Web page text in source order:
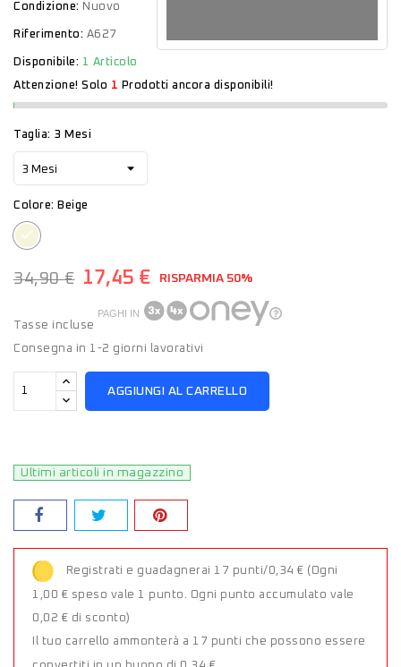
Condizione: Nuovo
Riferimento: A627
Disponibile: 1 Articolo
Attenzione! Solo 1 Prodotti ancora disponibili!
Taglia: 3 Mesi
Colore: Beige
Beige
34,90 € 17,45 € RISPARMIA 50%
Tasse incluse
PAGHI IN
Consegna in 1-2 giorni lavorativi
AGGIUNGI AL CARRELLO
Ultimi articoli in magazzino
Registrati e guadagnerai 17 punti/0,34 € (Ogni
1,00 € speso vale 1 punto. Ogni punto accumulato vale
0,02 € di sconto)
Il tuo carrello ammonterà a 17 punti che possono essere